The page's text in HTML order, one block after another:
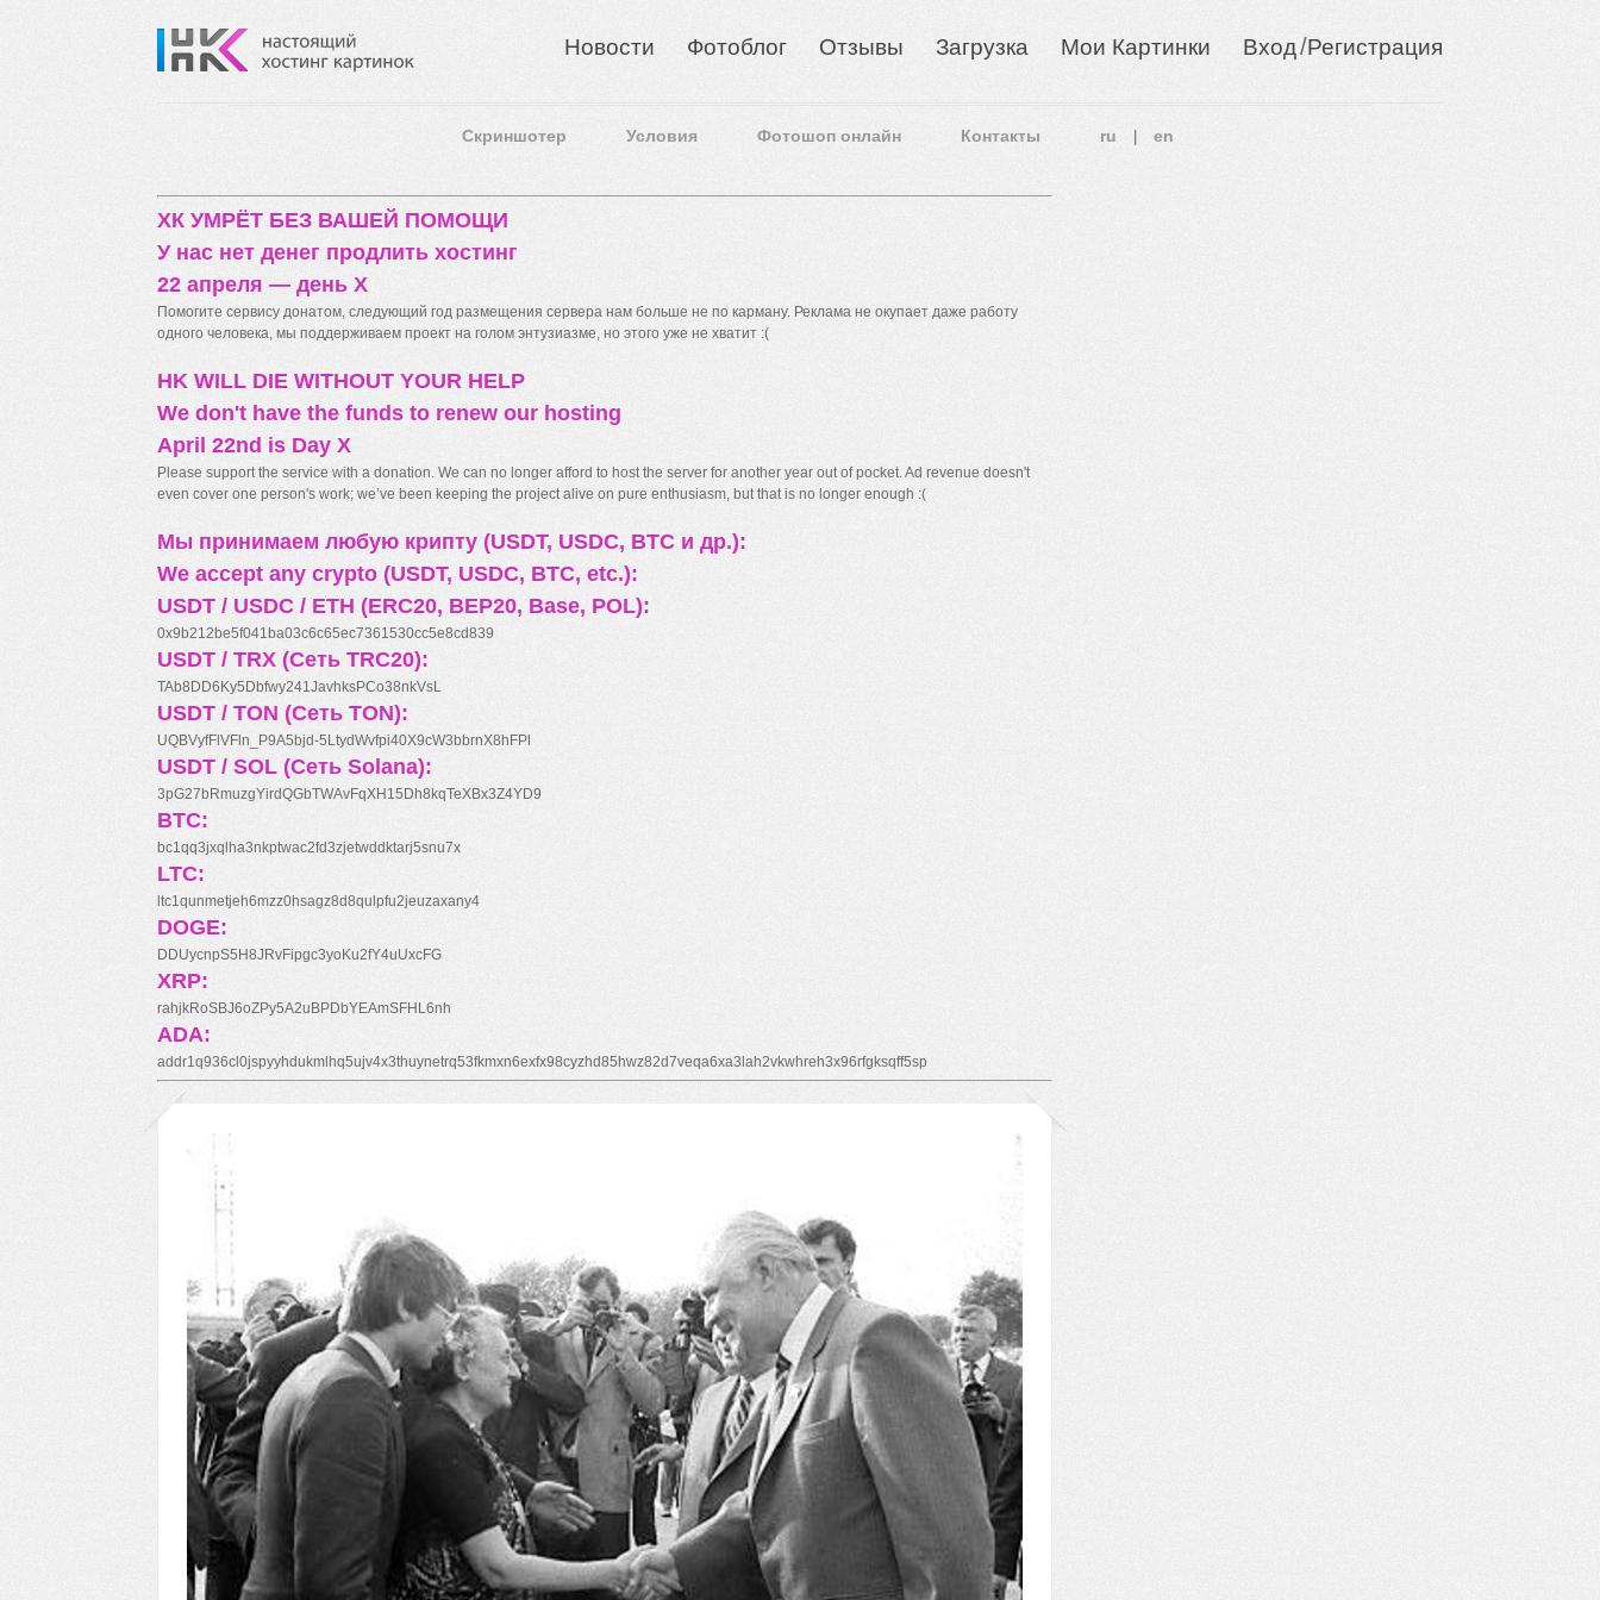
Новости Фотоблог Отзывы Загрузка Мои Картинки Вход/Регистрация
Скриншотер Условия Фотошоп онлайн Контакты ru en
ХК УМРЁТ БЕЗ ВАШЕЙ ПОМОЩИ
У нас нет денег продлить хостинг
22 апреля — день X
Помогите сервису донатом, следующий год размещения сервера нам больше не по карману. Реклама не окупает даже работу
одного человека, мы поддерживаем проект на голом энтузиазме, но этого уже не хватит :(
HK WILL DIE WITHOUT YOUR HELP
We don't have the funds to renew our hosting
April 22nd is Day X
Please support the service with a donation. We can no longer afford to host the server for another year out of pocket. Ad revenue doesn't
even cover one person's work; we’ve been keeping the project alive on pure enthusiasm, but that is no longer enough :(
Мы принимаем любую крипту (USDT, USDC, BTC и др.):
We accept any crypto (USDT, USDC, BTC, etc.):
USDT / USDC / ETH (ERC20, BEP20, Base, POL):
0x9b212be5f041ba03c6c65ec7361530cc5e8cd839
USDT / TRX (Сеть TRC20):
TAb8DD6Ky5Dbfwy241JavhksPCo38nkVsL
USDT / TON (Сеть TON):
UQBVyfFlVFln_P9A5bjd-5LtydWvfpi40X9cW3bbrnX8hFPl
USDT / SOL (Сеть Solana):
3pG27bRmuzgYirdQGbTWAvFqXH15Dh8kqTeXBx3Z4YD9
BTC:
bc1qq3jxqlha3nkptwac2fd3zjetwddktarj5snu7x
LTC:
ltc1qunmetjeh6mzz0hsagz8d8qulpfu2jeuzaxany4
DOGE:
DDUycnpS5H8JRvFipgc3yoKu2fY4uUxcFG
XRP:
rahjkRoSBJ6oZPy5A2uBPDbYEAmSFHL6nh
ADA:
addr1q936cl0jspyyhdukmlhq5ujv4x3thuynetrq53fkmxn6exfx98cyzhd85hwz82d7veqa6xa3lah2vkwhreh3x96rfgksqff5sp